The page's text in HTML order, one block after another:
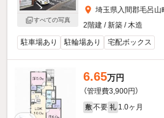
すべての写真
埼玉県入間郡毛呂山
2階建 / 新築 / 木造
駐車場あり
駐輪場あり 宅配ボックス
6.65万円
（管理費3,900円）
敷 不要 礼 1.0ヶ月